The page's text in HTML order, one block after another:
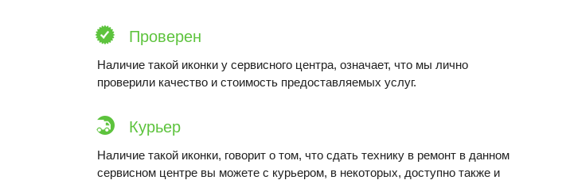
Проверен
Наличие такой иконки у сервисного центра, означает, что мы лично
проверили качество и стоимость предоставляемых услуг.
Курьер
Наличие такой иконки, говорит о том, что сдать технику в ремонт в данном
сервисном центре вы можете с курьером, в некоторых, доступно также и